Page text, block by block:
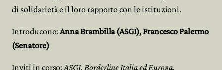
di solidarietà e il loro rapporto con le istituzioni.
Introducono: Anna Brambilla (ASGI), Francesco Palermo
(Senatore)
Inviti in corso:ASGI, Borderline Italia ed Europa,